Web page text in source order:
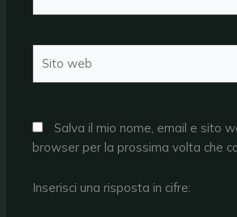
web
Salva il mio nome, email e sito
browser per la prossima volta che
Inserisci una risposta in cifre: